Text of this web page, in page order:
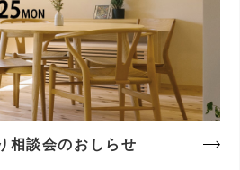
相談会のおしらせ